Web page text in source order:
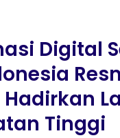
Digital
Tinggi